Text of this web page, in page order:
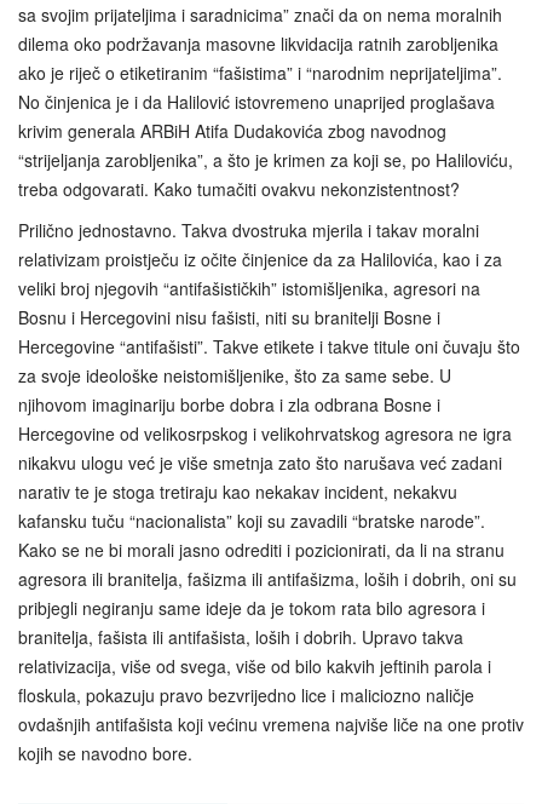
sa svojim prijateljima i saradnicima” znači da on nema moralnih
dilema oko podržavanja masovne likvidacija ratnih zarobljenika
ako je riječ o etiketiranim “fašistima” i “narodnim neprijateljima”.
No činjenica je i da Halilović istovremeno unaprijed proglašava
krivim generala ARBiH Atifa Dudakovića zbog navodnog
“strijeljanja zarobljenika”, a što je krimen za koji se, po Haliloviću,
treba odgovarati. Kako tumačiti ovakvu nekonzistentnost?
Prilično jednostavno. Takva dvostruka mjerila i takav moralni
relativizam proistječu iz očite činjenice da za Halilovića, kao i za
veliki broj njegovih “antifašističkih” istomišljenika, agresori na
Bosnu i Hercegovini nisu fašisti, niti su branitelji Bosne i
Hercegovine “antifašisti”. Takve etikete i takve titule oni čuvaju što
za svoje ideološke neistomišljenike, što za same sebe. U
njihovom imaginariju borbe dobra i zla odbrana Bosne i
Hercegovine od velikosrpskog i velikohrvatskog agresora ne igra
nikakvu ulogu već je više smetnja zato što narušava već zadani
narativ te je stoga tretiraju kao nekakav incident, nekakvu
kafansku tuču “nacionalista” koji su zavadili “bratske narode”.
Kako se ne bi morali jasno odrediti i pozicionirati, da li na stranu
agresora ili branitelja, fašizma ili antifašizma, loših i dobrih, oni su
pribjegli negiranju same ideje da je tokom rata bilo agresora i
branitelja, fašista ili antifašista, loših i dobrih. Upravo takva
relativizacija, više od svega, više od bilo kakvih jeftinih parola i
floskula, pokazuju pravo bezvrijedno lice i maliciozno naličje
ovdašnjih antifašista koji većinu vremena najviše liče na one protiv
kojih se navodno bore.